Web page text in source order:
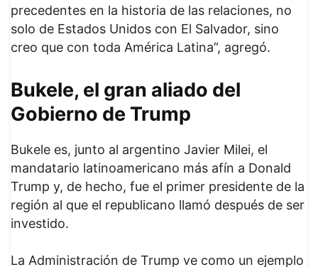
precedentes en la historia de las relaciones, no
solo de Estados Unidos con El Salvador, sino
creo que con toda América Latina”, agregó.
Bukele, el gran aliado del
Gobierno de Trump
Bukele es, junto al argentino Javier Milei, el
mandatario latinoamericano más afín a Donald
Trump y, de hecho, fue el primer presidente de la
región al que el republicano llamó después de ser
investido.
La Administración de Trump ve como un ejemplo